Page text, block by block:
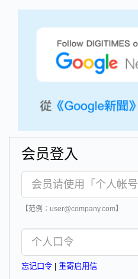
会员登入
【范例：user@company.com】
忘记口令 重寄启用信